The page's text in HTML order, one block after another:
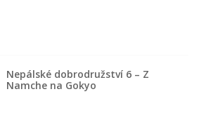
Nepálské dobrodružství 6 – Z
Namche na Gokyo